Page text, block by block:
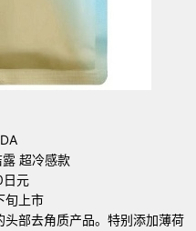
超冷感款
日元
旬上市
部去角质产品。特别添加薄荷